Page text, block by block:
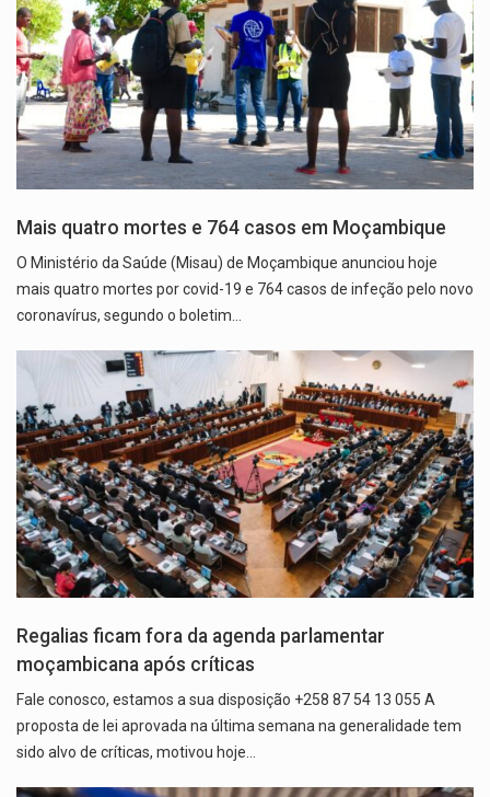
Mais quatro mortes e 764 casos em Moçambique
O Ministério da Saúde (Misau) de Moçambique anunciou hoje
mais quatro mortes por covid-19 e 764 casos de infeção pelo novo
coronavírus, segundo o boletim…
Regalias ficam fora da agenda parlamentar
moçambicana após críticas
Fale conosco, estamos a sua disposição +258 87 54 13 055 A
proposta de lei aprovada na última semana na generalidade tem
sido alvo de críticas, motivou hoje…